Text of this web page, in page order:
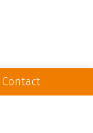
Contact